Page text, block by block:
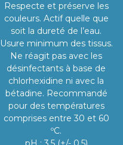
Respecte et préserve les
couleurs. Actif quelle que
soit la dureté de l’eau.
Usure minimum des tissus.
Ne réagit pas avec les
désinfectants à base de
chlorhexidine ni avec la
bétadine. Recommandé
pour des températures
comprises entre 30 et 60
ºC.